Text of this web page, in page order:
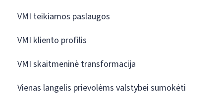
VMI teikiamos paslaugos
VMI kliento profilis
VMI skaitmeninė transformacija
Vienas langelis prievolėms valstybei sumokėti